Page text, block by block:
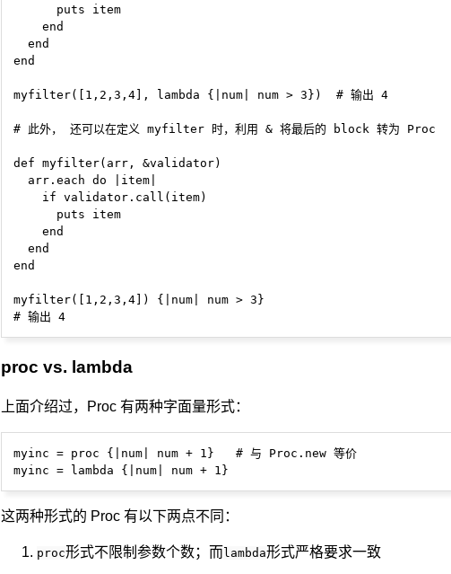
      puts item
    end
  end
end
myfilter([1,2,3,4], lambda {|num| num > 3})  # 输出 4
# 此外， 还可以在定义 myfilter 时，利用 & 将最后的 block 转为 Proc
def myfilter(arr, &validator)
  arr.each do |item|
    if validator.call(item)
      puts item
    end
  end
end
myfilter([1,2,3,4]) {|num| num > 3}
proc vs. lambda
上面介绍过，Proc 有两种字面量形式：
myinc = proc {|num| num + 1}   # 与 Proc.new 等价
这两种形式的 Proc 有以下两点不同：
proc形式不限制参数个数；而 lambda形式严格要求一致